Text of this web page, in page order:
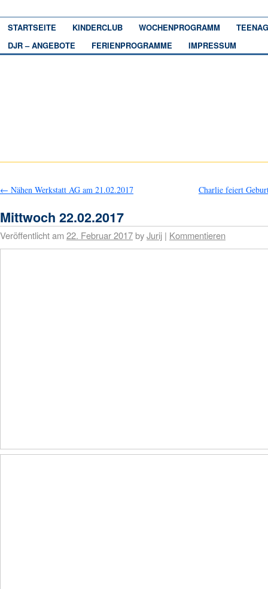
STARTSEITE KINDERCLUB WOCHENPROGRAMM
DJR – ANGEBOTE
FERIENPROGRAMME IMPRESSUM
← Nähen Werkstatt AG am 21.02.2017 Charlie feiert
Mittwoch 22.02.2017
Veröffentlicht am22. Februar 2017byJurij | Kommentieren